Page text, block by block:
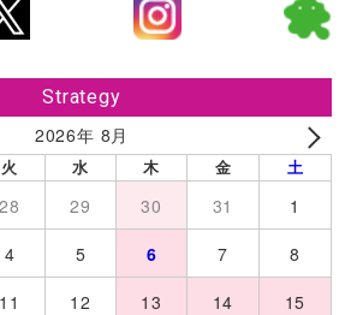
Strategy
2026年 8月
火 水 木 金 土
28 29 30 31
1
4 5 6 7
8
11 12 13 14
15